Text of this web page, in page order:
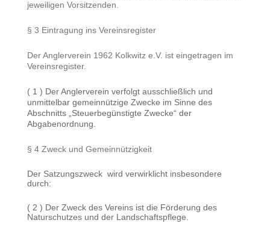
jeweiligen Vorsitzenden.
§ 3 Eintragung ins Vereinsregister
Der Anglerverein 1962 Kolkwitz e.V. ist eingetragen im
Vereinsregister.
( 1 ) Der Anglerverein verfolgt ausschließlich und
unmittelbar gemeinnützige Zwecke im Sinne des
Abschnitts „Steuerbegünstigte Zwecke“ der
Abgabenordnung.
§ 4 Zweck und Gemeinnützigkeit
Der Satzungszweck wird verwirklicht insbesondere
durch:
( 2 ) Der Zweck des Vereins ist die Förderung des
Naturschutzes und der Landschaftspflege.